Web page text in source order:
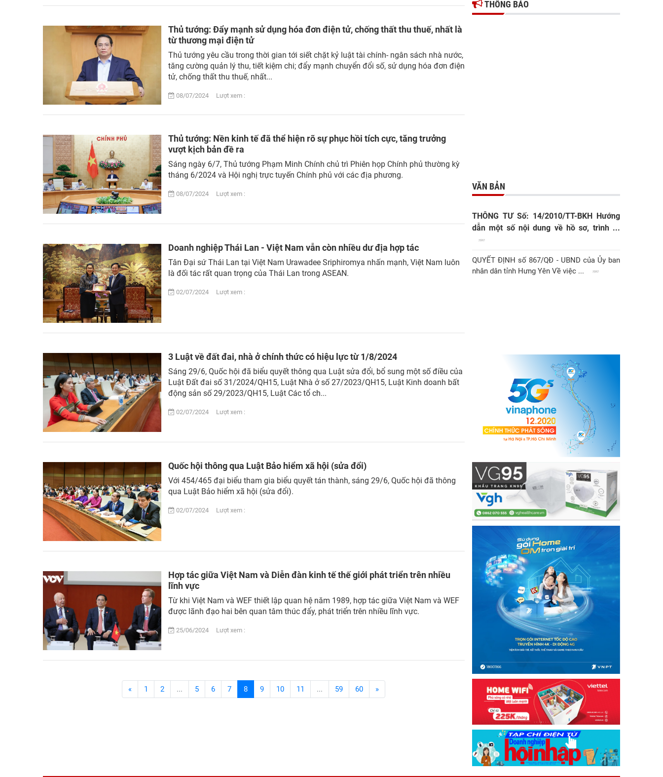
Thủ tướng: Đẩy mạnh sử dụng hóa đơn điện tử, chống thất thu thuế, nhất là
từ thương mại điện tử
Thủ tướng yêu cầu trong thời gian tới siết chặt kỷ luật tài chính- ngân sách nhà nước,
tăng cường quản lý thu, tiết kiệm chi; đẩy mạnh chuyển đổi số, sử dụng hóa đơn điện
tử, chống thất thu thuế, nhất...
08/07/2024 Lượt xem :
Thủ tướng: Nền kinh tế đã thể hiện rõ sự phục hồi tích cực, tăng trưởng
vượt kịch bản đề ra
Sáng ngày 6/7, Thủ tướng Phạm Minh Chính chủ trì Phiên họp Chính phủ thường kỳ
tháng 6/2024 và Hội nghị trực tuyến Chính phủ với các địa phương.
08/07/2024 Lượt xem :
Doanh nghiệp Thái Lan - Việt Nam vẫn còn nhiều dư địa hợp tác
Tân Đại sứ Thái Lan tại Việt Nam Urawadee Sriphiromya nhấn mạnh, Việt Nam luôn
là đối tác rất quan trọng của Thái Lan trong ASEAN.
02/07/2024 Lượt xem :
3 Luật về đất đai, nhà ở chính thức có hiệu lực từ 1/8/2024
Sáng 29/6, Quốc hội đã biểu quyết thông qua Luật sửa đổi, bổ sung một số điều của
Luật Đất đai số 31/2024/QH15, Luật Nhà ở số 27/2023/QH15, Luật Kinh doanh bất
động sản số 29/2023/QH15, Luật Các tổ ch...
02/07/2024 Lượt xem :
Quốc hội thông qua Luật Bảo hiểm xã hội (sửa đổi)
Với 454/465 đại biểu tham gia biểu quyết tán thành, sáng 29/6, Quốc hội đã thông
qua Luật Bảo hiểm xã hội (sửa đổi).
02/07/2024 Lượt xem :
Hợp tác giữa Việt Nam và Diễn đàn kinh tế thế giới phát triển trên nhiều
lĩnh vực
Từ khi Việt Nam và WEF thiết lập quan hệ năm 1989, hợp tác giữa Việt Nam và WEF
được lãnh đạo hai bên quan tâm thúc đẩy, phát triển trên nhiều lĩnh vực.
25/06/2024 Lượt xem :
« 1 2 ... 5 6 7 8 9 10 11 ... 59 60 »
THÔNG BÁO
VĂN BẢN
THÔNG TƯ Số: 14/2010/TT-BKH Hướng
dẫn một số nội dung về hồ sơ, trình ...
QUYẾT ĐỊNH số 867/QĐ - UBND của Ủy ban
nhân dân tỉnh Hưng Yên Về việc ...